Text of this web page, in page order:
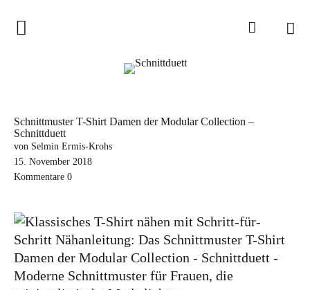
Home
Schnittduett Magazin
Sewalong
Stoffempfehlungen
Tipps zur Schnittanpassung
Schnittmuster T-Shirt Damen der Modular Collection –
Schnittduett
von Selmin Ermis-Krohs
15. November 2018
Kommentare 0